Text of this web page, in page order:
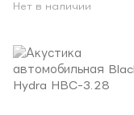
Нет в наличии